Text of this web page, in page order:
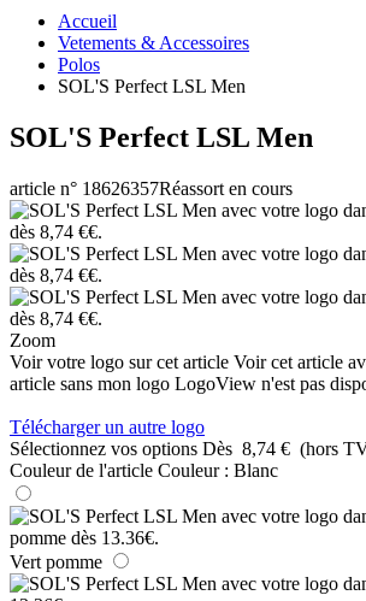
Accueil
Vetements & Accessoires
Polos
SOL'S Perfect LSL Men
SOL'S Perfect LSL Men
article n° 18626357Réassort en cours
Zoom
Voir votre logo sur cet article Voir cet article
article sans mon logo LogoView n'est pas
Télécharger un autre logo
Sélectionnez vos options Dès 8,74 € (hors
Couleur de l'article Couleur : Blanc
Vert pomme